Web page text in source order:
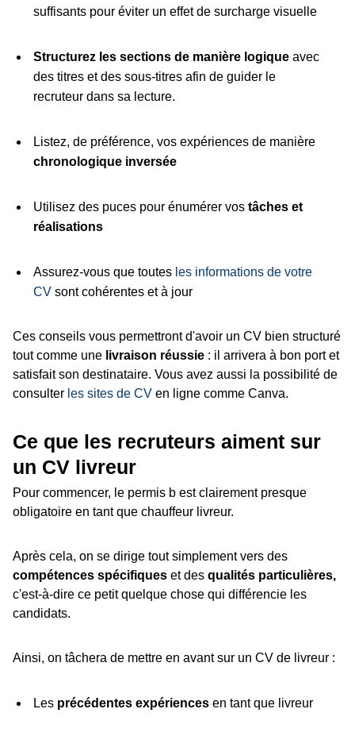
suffisants pour éviter un effet de surcharge visuelle
Structurez les sections de manière logiqueavec
des titres et des sous-titres afin de guider le
recruteur dans sa lecture.
Listez, de préférence, vos expériences de manière
chronologique inversée
Utilisez des puces pour énumérer vos tâches et
réalisations
Assurez-vous que toutes les informations de votre
CVsont cohérentes et à jour
Ces conseils vous permettront d'avoir un CV bien structuré
tout comme une livraison réussie : il arrivera à bon port et
satisfait son destinataire. Vous avez aussi la possibilité de
consulter les sites de CV en ligne comme Canva.
Ce que les recruteurs aiment sur
un CV livreur
Pour commencer, le permis b est clairement presque
obligatoire en tant que chauffeur livreur.
Après cela, on se dirige tout simplement vers des
compétences spécifiques et des qualités particulières,
c'est-à-dire ce petit quelque chose qui différencie les
candidats.
Ainsi, on tâchera de mettre en avant sur un CV de livreur :
Les précédentes expériencesen tant que livreur